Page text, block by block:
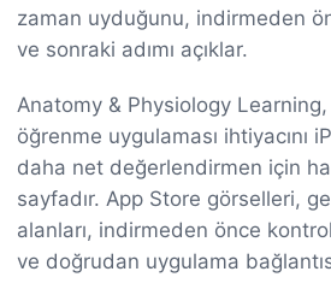
zaman uyduğunu, indirmeden
ve sonraki adımı açıklar.
Anatomy & Physiology
öğrenme uygulaması ihtiyacını
daha net değerlendirmen için
sayfadır. App Store görselleri,
alanları, indirmeden önce
ve doğrudan uygulama